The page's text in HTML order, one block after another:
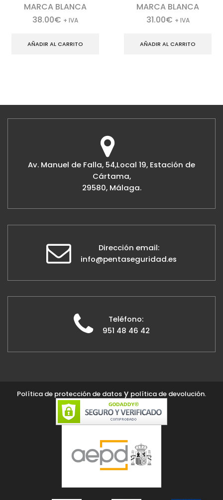
MARCA BLANCA
38.00€ + IVA
AÑADIR AL CARRITO
MARCA BLANCA
31.00€ + IVA
AÑADIR AL CARRITO
Av. Manuel de Falla, 54,Local 19, Estación de
Cártama,
29580, Málaga.
Dirección email:
info@pentaseguridad.es
Teléfono:
951 48 46 42
Política de protección de datos y política de devolución.